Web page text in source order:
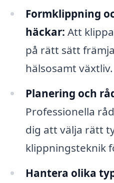
Formklippning
häckar: Att
på rätt sätt
hälsosamt växtliv.
Planering och
Professionella
dig att välja rätt
klippningsteknik
Hantera olika